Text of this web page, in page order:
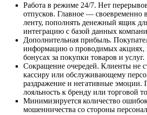
Работа в режиме 24/7. Нет
отпусков. Главное — своевременно
ленту, пополнять денежный ящик
интеграцию с базой данных
Дополнительная прибыль.
информацию о проводимых акциях,
бонусах за покупки товаров и услуг.
Сокращение очередей. Клиенты не
кассиру или обслуживающему
раздражение и негативные эмоции.
лояльность к бренду или торговой
Минимизируется количество
мошенничества со стороны